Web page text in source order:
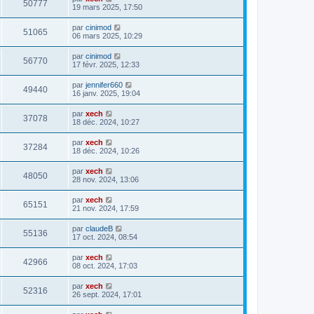
50777
19 mars 2025, 17:50
51065 par cinimod
06 mars 2025, 10:29
56770 par cinimod
17 févr. 2025, 12:33
49440 par jennifer660
16 janv. 2025, 19:04
37078 par xech
18 déc. 2024, 10:27
37284 par xech
18 déc. 2024, 10:26
48050 par xech
28 nov. 2024, 13:06
65151 par xech
21 nov. 2024, 17:59
55136 par claudeB
17 oct. 2024, 08:54
42966 par xech
08 oct. 2024, 17:03
52316 par xech
26 sept. 2024, 17:01